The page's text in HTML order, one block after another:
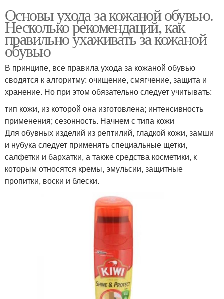
Основы ухода за кожаной обувью.
Несколько рекомендаций, как
правильно ухаживать за кожаной
обувью
В принципе, все правила ухода за кожаной обувью
сводятся к алгоритму: очищение, смягчение, защита и
хранение. Но при этом обязательно следует учитывать:
тип кожи, из которой она изготовлена; интенсивность
применения; сезонность. Начнем с типа кожи
Для обувных изделий из рептилий, гладкой кожи, замши
и нубука следует применять специальные щетки,
салфетки и бархатки, а также средства косметики, к
которым относятся кремы, эмульсии, защитные
пропитки, воски и блески.